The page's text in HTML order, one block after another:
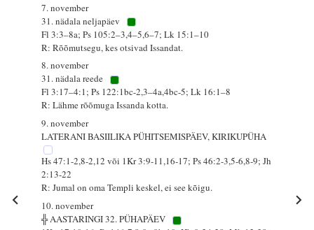
7. november
31. nädala neljapäev
Fl 3:3–8a; Ps 105:2–3,4–5,6–7; Lk 15:1–10
R: Rõõmutsegu, kes otsivad Issandat.
8. november
31. nädala reede
Fl 3:17–4:1; Ps 122:1bc-2,3–4a,4bc-5; Lk 16:1–8
R: Lähme rõõmuga Issanda kotta.
9. november
LATERANI BASIILIKA PÜHITSEMISPÄEV, KIRIKUPÜHA
Hs 47:1-2,8-2,12 või 1Kr 3:9-11,16-17; Ps 46:2-3,5-6,8-9; Jh
2:13-22
R: Jumal on oma Templi keskel, ei see kõigu.
10. november
╬ AASTARINGI 32. PÜHAPÄEV